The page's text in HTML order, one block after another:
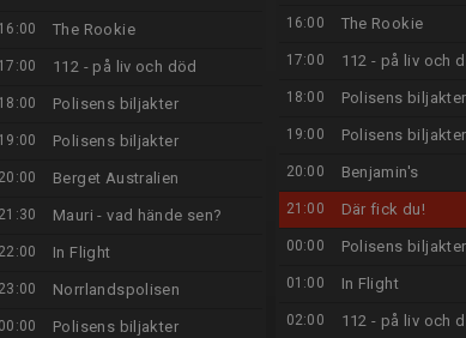
16:00 The Rookie
17:00 112 - på liv och död
18:00 Polisens biljakter
19:00 Polisens biljakter
20:00 Berget Australien
21:30 Mauri - vad hände sen?
22:00 In Flight
23:00 Norrlandspolisen
00:00 Polisens biljakter
16:00 The Rookie
17:00 112 - på liv och
18:00 Polisens biljakter
19:00 Polisens biljakter
20:00 Benjamin's
21:00 Där fick du!
00:00 Polisens biljakter
01:00 In Flight
02:00 112 - på liv och